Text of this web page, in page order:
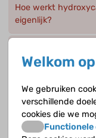
Hoe werkt
eigenlijk?
geen antibiotica
Kun je pijnstillers
moment van de
Kun je
Welkom
We gebruiken
verschillende
cookies die we
Functionele